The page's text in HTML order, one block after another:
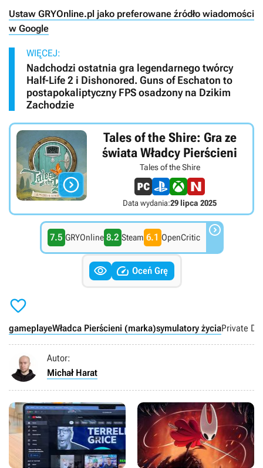
Ustaw GRYOnline.pl jako preferowane źródło wiadomości
w Google
WIĘCEJ:
Nadchodzi ostatnia gra legendarnego twórcy
Half-Life 2 i Dishonored. Guns of Eschaton to
postapokaliptyczny FPS osadzony na Dzikim
Zachodzie

Tales of the Shire: Gra ze
świata Władcy Pierścieni
Tales of the Shire
Data wydania:29 lipca 2025
7.5 GRYOnline 8.2 Steam 6.1 OpenCritic 
  Oceń Grę

gameplayeWładca Pierścieni (marka)symulatory życiaPrivate
Autor:
Michał Harat